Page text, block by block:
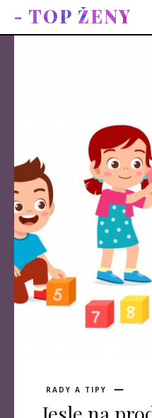
- TOP ŽENY
RADY A TIPY